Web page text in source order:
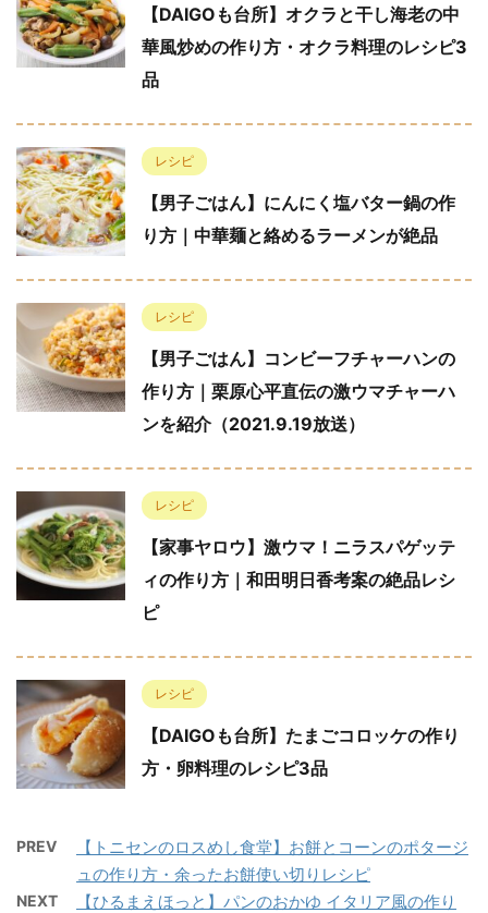
【DAIGOも台所】オクラと干し海老の中
華風炒めの作り方・オクラ料理のレシピ3
品
レシピ
【男子ごはん】にんにく塩バター鍋の作
り方｜中華麺と絡めるラーメンが絶品
レシピ
【男子ごはん】コンビーフチャーハンの
作り方｜栗原心平直伝の激ウマチャーハ
ンを紹介（2021.9.19放送）
レシピ
【家事ヤロウ】激ウマ！ニラスパゲッテ
ィの作り方｜和田明日香考案の絶品レシ
ピ
レシピ
【DAIGOも台所】たまごコロッケの作り
方・卵料理のレシピ3品
PREV
【トニセンのロスめし食堂】お餅とコーンのポタージ
ュの作り方・余ったお餅使い切りレシピ
NEXT
【ひるまえほっと】パンのおかゆ イタリア風の作り